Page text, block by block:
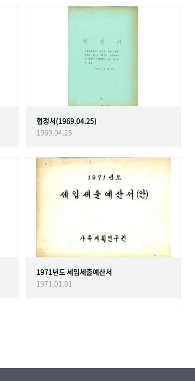
협정서(1969.04.25)
1969.04.25
1971년도 세입세출예산서
1971.01.01